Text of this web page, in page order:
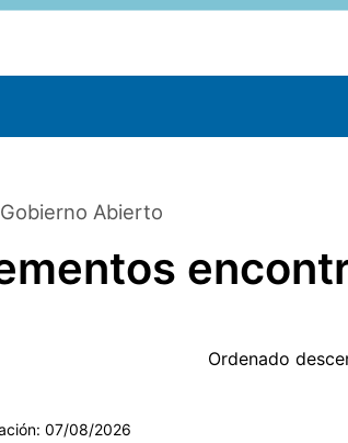
Abierto
Ordenado
07/08/2026